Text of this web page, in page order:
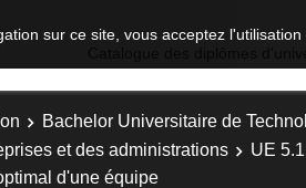
sur ce site, vous acceptez
Bachelor Universitaire de
et des administrations
UE
d'une équipe